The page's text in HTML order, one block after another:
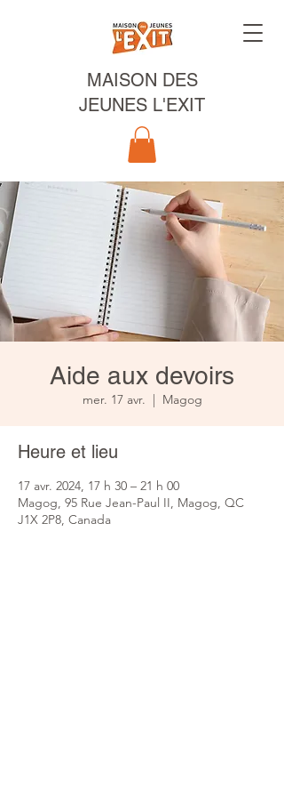
MAISON DES
JEUNES L'EXIT
Aide aux devoirs
mer. 17 avr.
  |
Magog
Heure et lieu
17 avr. 2024, 17 h 30 – 21 h 00
Magog, 95 Rue Jean-Paul II, Magog, QC
J1X 2P8, Canada